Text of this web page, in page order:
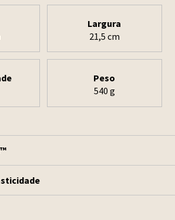
Largura
21,5 cm
Peso
540 g